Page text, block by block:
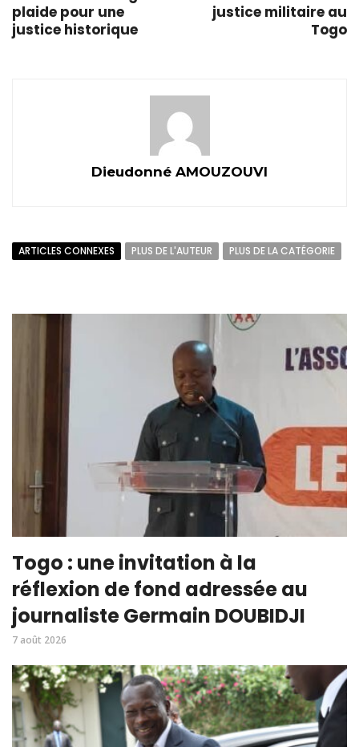
plaide pour une
justice historique
justice militaire au
Togo
Dieudonné AMOUZOUVI
ARTICLES CONNEXES PLUS DE L'AUTEUR PLUS DE LA CATÉGORIE
Togo : une invitation à la
réflexion de fond adressée au
journaliste Germain DOUBIDJI
7 août 2026